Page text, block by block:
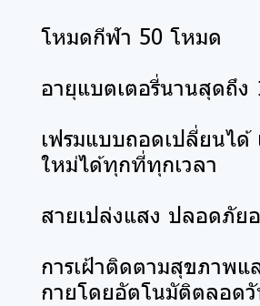
โหมดกีฬา 50 โหมด
อายุแบตเตอรี่นานสุดถึง
เฟรมแบบถอดเปลี่ยนไ
ใหม่ได้ทุกที่ทุกเวลา
สายเปล่งแสง ปลอดภัย
การเฝ้าติดตามสุขภาพแ
กายโดยอัตโนมัติตลอด